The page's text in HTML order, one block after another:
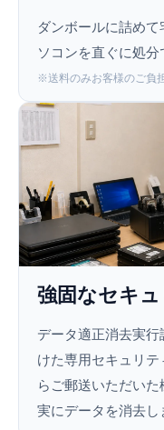
ダンボールに詰め
ソコンを直ぐに処分
※送料のみお客様のご負
強固なセキ
データ適正消去実
けた専用セキュリ
らご郵送いただい
実にデータを消去し